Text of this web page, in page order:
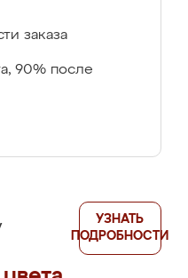
заказа
90% после
УЗНАТЬ
ПОДРОБНОСТИ